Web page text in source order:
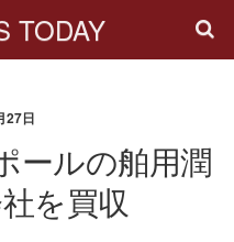
TODAY
27日
ールの舶用潤
を買収